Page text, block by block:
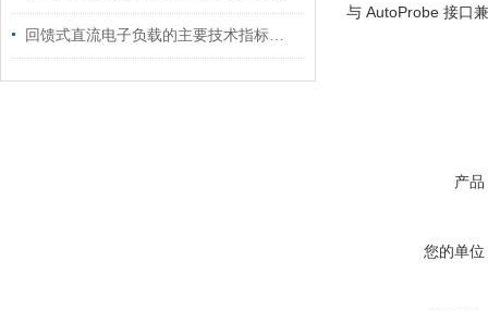
回馈式直流电子负载的主要技术指标说明
与 AutoProbe 接口
产品
您的单位